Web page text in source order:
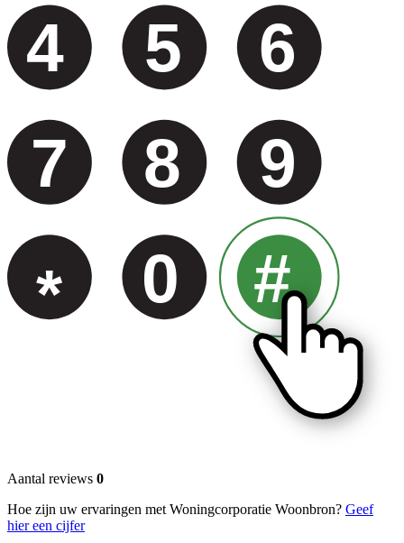
4 5
6
7
8 9
* 0 #
Aantal reviews 0
Hoe zijn uw ervaringen met Woningcorporatie Woonbron? Geef
hier een cijfer